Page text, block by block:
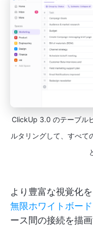
ClickUp 3.0 のテーブル
ルタリングして、すべて
より豊富な視覚化
無限ホワイトボー
ース間の接続を描